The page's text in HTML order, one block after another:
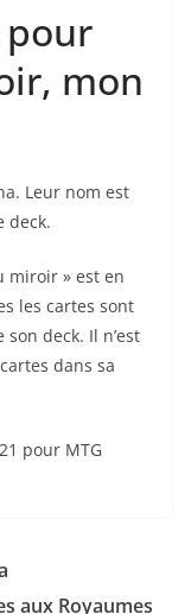
pour
mon
Leur nom est
deck.
miroir » est en
les cartes sont
deck. Il n’est
dans sa
pour MTG
aux Royaumes